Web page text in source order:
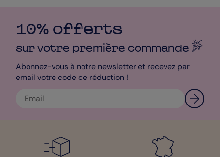
10% offerts
sur votre première commande
Abonnez-vous à notre newsletter et recevez par
email votre code de réduction !